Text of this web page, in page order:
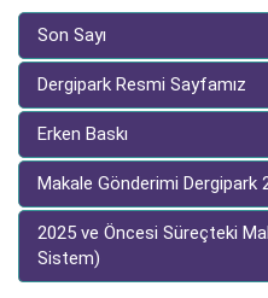
Son Sayı
Dergipark Resmi Sayfamız
Erken Baskı
Makale Gönderimi Dergipark
2025 ve Öncesi Süreçteki
Sistem)